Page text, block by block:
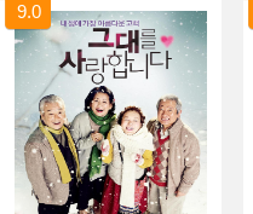
9.0